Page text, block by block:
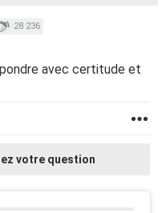
28 236
avec certitude et
votre question